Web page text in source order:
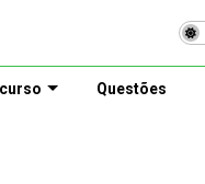
Questões